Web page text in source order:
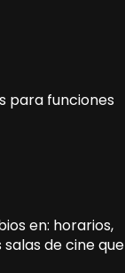
para funciones
en: horarios,
de cine que